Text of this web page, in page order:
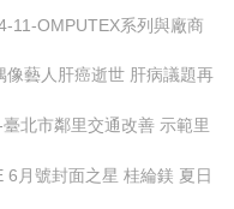
11-OMPUTEX系列與廠商
藝人肝癌逝世 肝病議題再
北市鄰里交通改善 示範里
月號封面之星 桂綸鎂 夏日